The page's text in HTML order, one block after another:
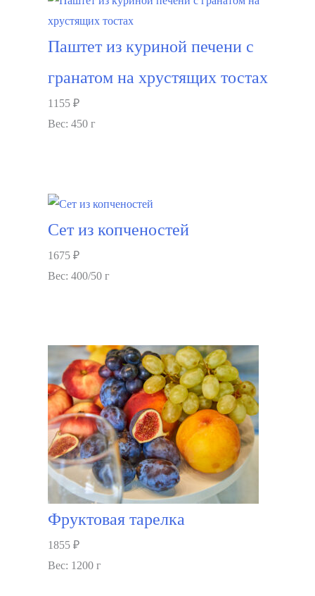
Паштет из куриной печени с
гранатом на хрустящих тостах
1155 ₽
Вес: 450 г
Сет из копченостей
1675 ₽
Вес: 400/50 г
Фруктовая тарелка
1855 ₽
Вес: 1200 г